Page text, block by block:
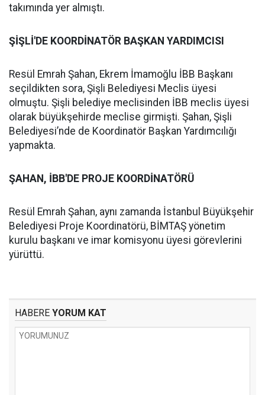
takımında yer almıştı.
ŞİŞLİ'DE KOORDİNATÖR BAŞKAN YARDIMCISI
Resül Emrah Şahan, Ekrem İmamoğlu İBB Başkanı
seçildikten sora, Şişli Belediyesi Meclis üyesi
olmuştu. Şişli belediye meclisinden İBB meclis üyesi
olarak büyükşehirde meclise girmişti. Şahan, Şişli
Belediyesi’nde de Koordinatör Başkan Yardımcılığı
yapmakta.
ŞAHAN, İBB'DE PROJE KOORDİNATÖRÜ
Resül Emrah Şahan, aynı zamanda İstanbul Büyükşehir
Belediyesi Proje Koordinatörü, BİMTAŞ yönetim
kurulu başkanı ve imar komisyonu üyesi görevlerini
yürüttü.
HABERE YORUM KAT